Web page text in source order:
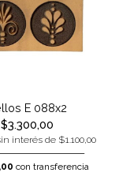
E 088x2
$3.300,00
interés de $1.100,00
con transferencia